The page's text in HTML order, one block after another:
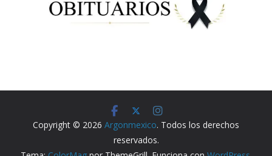
Copyright © 2026 Argonmexico. Todos los derechos
reservados.